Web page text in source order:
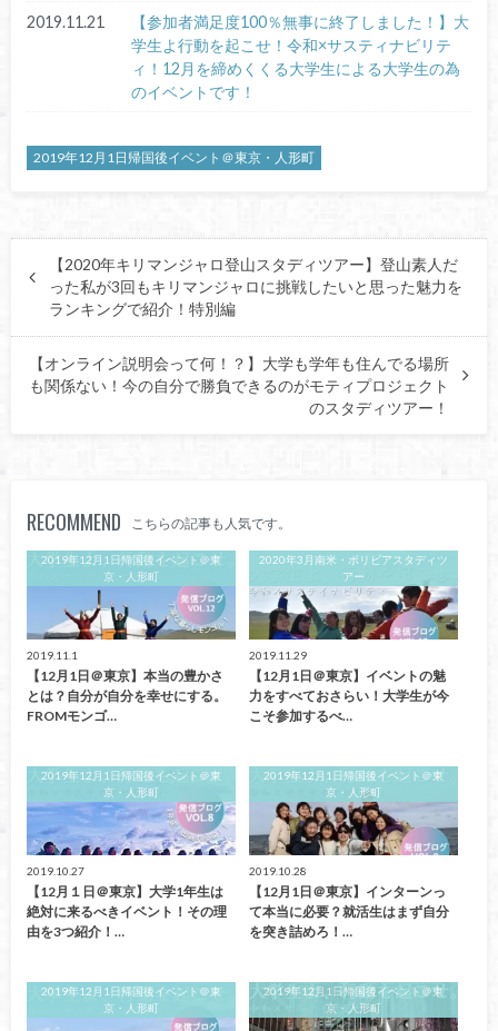
2019.11.21
【参加者満足度100％無事に終了しました！】大
学生よ行動を起こせ！令和×サスティナビリテ
ィ！12月を締めくくる大学生による大学生の為
のイベントです！
2019年12月1日帰国後イベント＠東京・人形町
【2020年キリマンジャロ登山スタディツアー】登山素人だ
った私が3回もキリマンジャロに挑戦したいと思った魅力を
ランキングで紹介！特別編
【オンライン説明会って何！？】大学も学年も住んでる場所
も関係ない！今の自分で勝負できるのがモティプロジェクト
のスタディツアー！
RECOMMEND こちらの記事も人気です。
2019年12月1日帰国後イベント＠東
京・人形町
2019.11.1
【12月1日＠東京】本当の豊かさ
とは？自分が自分を幸せにする。
FROMモンゴ…
2020年3月南米・ボリビアスタディツ
アー
2019.11.29
【12月1日＠東京】イベントの魅
力をすべておさらい！大学生が今
こそ参加するべ…
2019年12月1日帰国後イベント＠東
京・人形町
2019.10.27
【12月１日＠東京】大学1年生は
絶対に来るべきイベント！その理
由を3つ紹介！…
2019年12月1日帰国後イベント＠東
京・人形町
2019.10.28
【12月1日＠東京】インターンっ
て本当に必要？就活生はまず自分
を突き詰めろ！…
2019年12月1日帰国後イベント＠東
京・人形町
2019年12月1日帰国後イベント＠東
京・人形町